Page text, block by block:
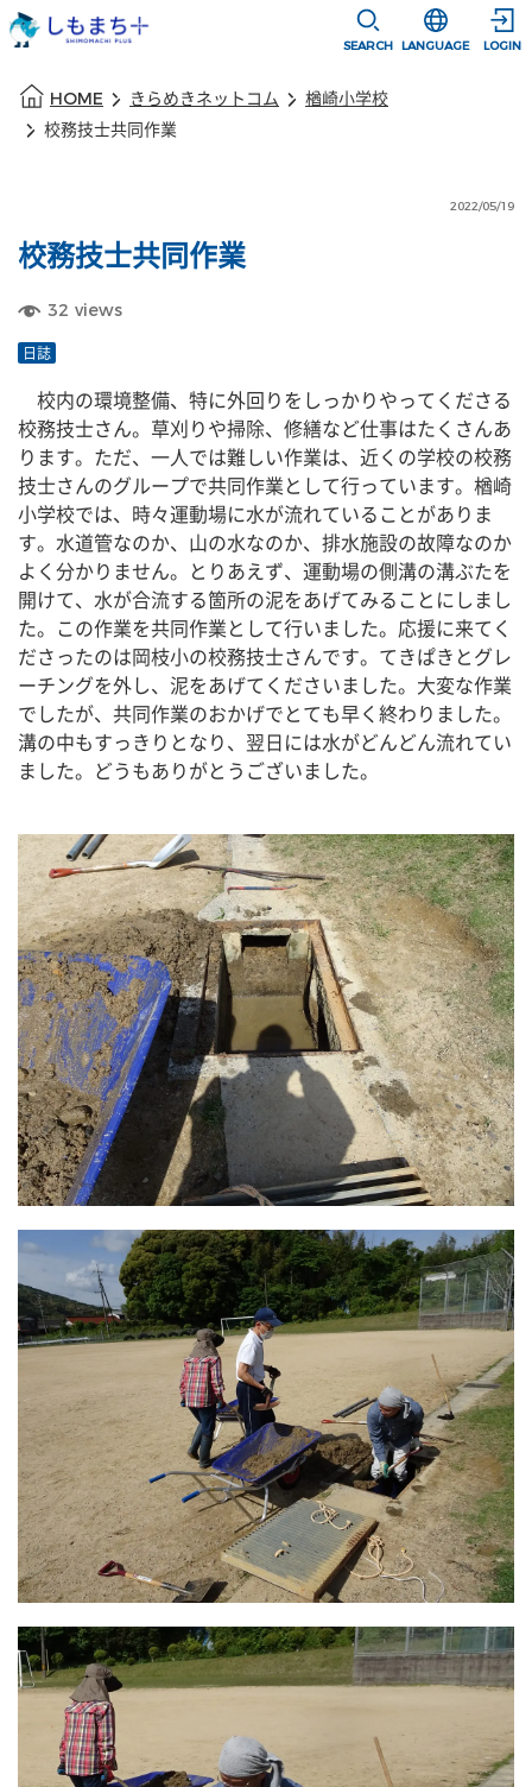
SEARCH
選択すると言
LANGUAGE LOGIN
HOME きらめきネットコム
楢崎小学校
校務技士共同作業
2022/05/19
校務技士共同作業
32 views
日誌
校内の環境整備、特に外回りをしっかりやってくださる
校務技士さん。草刈りや掃除、修繕など仕事はたくさんあ
ります。ただ、一人では難しい作業は、近くの学校の校務
技士さんのグループで共同作業として行っています。楢崎
小学校では、時々運動場に水が流れていることがありま
す。水道管なのか、山の水なのか、排水施設の故障なのか
よく分かりません。とりあえず、運動場の側溝の溝ぶたを
開けて、水が合流する箇所の泥をあげてみることにしまし
た。この作業を共同作業として行いました。応援に来てく
ださったのは岡枝小の校務技士さんです。てきぱきとグレ
ーチングを外し、泥をあげてくださいました。大変な作業
でしたが、共同作業のおかげでとても早く終わりました。
溝の中もすっきりとなり、翌日には水がどんどん流れてい
ました。どうもありがとうございました。